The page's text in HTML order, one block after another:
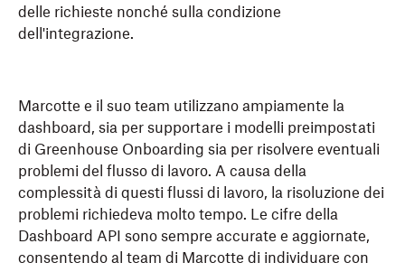
delle richieste nonché sulla condizione
dell'integrazione.
Marcotte e il suo team utilizzano ampiamente la
dashboard, sia per supportare i modelli preimpostati
di Greenhouse Onboarding sia per risolvere eventuali
problemi del flusso di lavoro. A causa della
complessità di questi flussi di lavoro, la risoluzione dei
problemi richiedeva molto tempo. Le cifre della
Dashboard API sono sempre accurate e aggiornate,
consentendo al team di Marcotte di individuare con